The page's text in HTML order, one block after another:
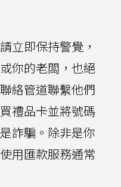
立即保持警覺，
你的老闆，也絕
絡管道聯繫他們
禮品卡並將號碼
詐騙。除非是你
用匯款服務通常